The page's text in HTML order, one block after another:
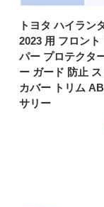
トヨタ ハイラン
2023 用 フロント
パー プロテクタ
ー ガード 防止
カバー トリム
サリー